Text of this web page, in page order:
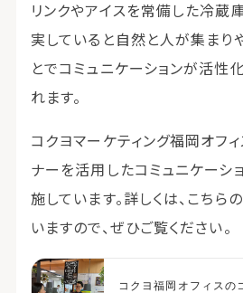
リンクやアイスを常備した冷蔵
実していると自然と人が集まり
とでコミュニケーションが活性
れます。
コクヨマーケティング福岡オフィ
ナーを活用したコミュニケーシ
施しています。詳しくは、こちら
いますので、ぜひご覧ください。
コクヨ福岡オフィスの